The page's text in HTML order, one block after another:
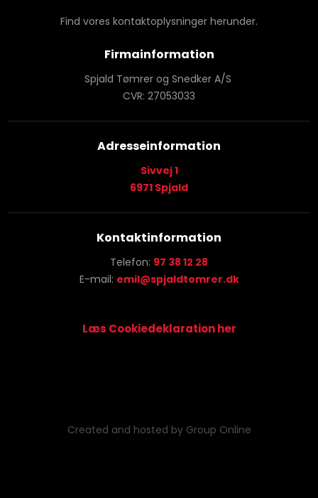
Find vores kontaktoplysninger herunder.
Firmainformation
Spjald Tømrer og Snedker A/S
CVR: 27053033
Adresseinformation
Sivvej 1
​6971 Spjald
Kontaktinformation
Telefon: 97 38 12 28
E-mail: emil@spjaldtomrer.dk
Læs Cookiedeklaration her​
Created and hosted by Group Online